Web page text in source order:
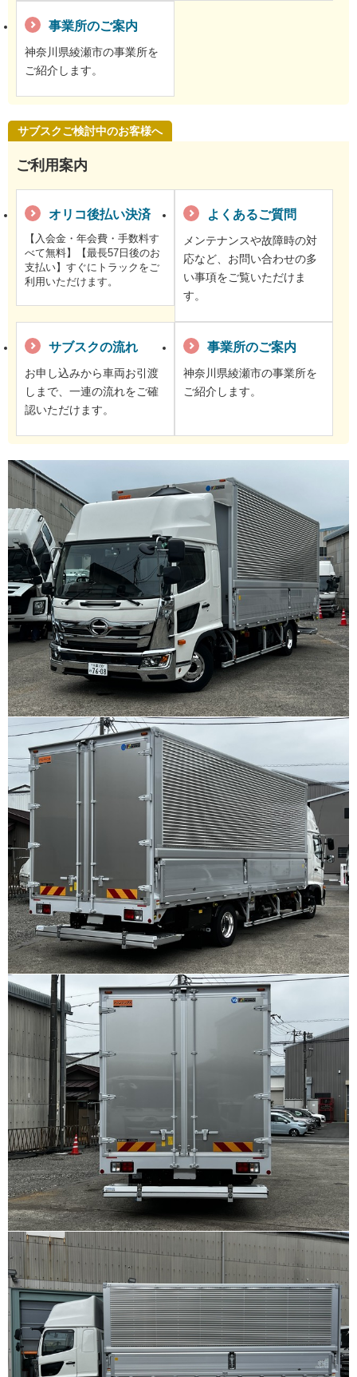
事業所のご案内
神奈川県綾瀬市の事業所を
ご紹介します。
サブスクご検討中のお客様へ
ご利用案内
オリコ後払い決済
【入会金・年会費・手数料す
べて無料】【最長57日後のお
支払い】すぐにトラックをご
利用いただけます。
よくあるご質問
メンテナンスや故障時の対
応など、お問い合わせの多
い事項をご覧いただけま
す。
サブスクの流れ
お申し込みから車両お引渡
しまで、一連の流れをご確
認いただけます。
事業所のご案内
神奈川県綾瀬市の事業所を
ご紹介します。